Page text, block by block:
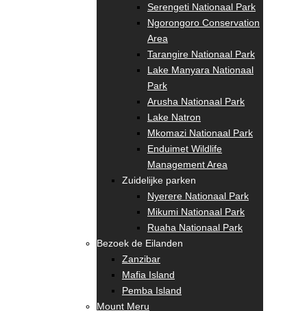
Serengeti Nationaal Park
Ngorongoro Conservation
Area
Tarangire Nationaal Park
Lake Manyara Nationaal
Park
Arusha Nationaal Park
Lake Natron
Mkomazi Nationaal Park
Enduimet Wildlife
Management Area
Zuidelijke parken
Nyerere Nationaal Park
Mikumi Nationaal Park
Ruaha Nationaal Park
Bezoek de Eilanden
Zanzibar
Mafia Island
Pemba Island
Mount Meru